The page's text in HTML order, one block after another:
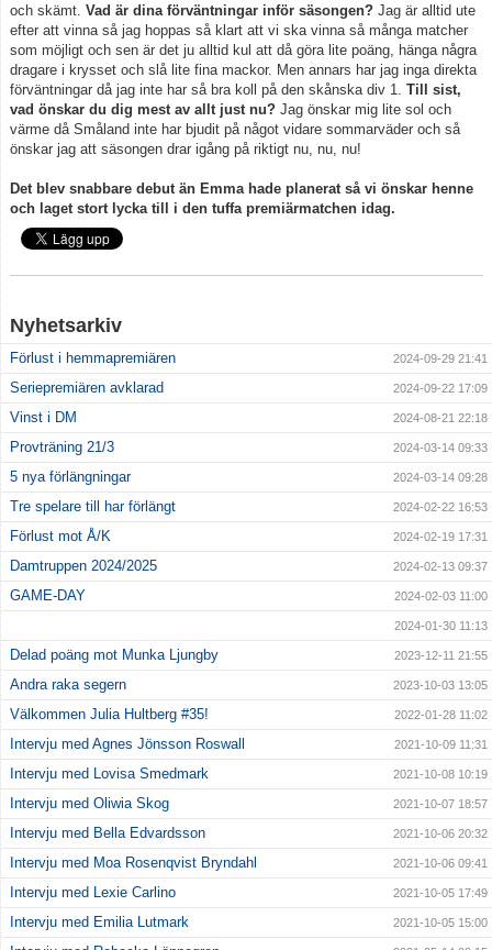
och skämt. Vad är dina förväntningar inför säsongen? Jag är alltid ute
efter att vinna så jag hoppas så klart att vi ska vinna så många matcher
som möjligt och sen är det ju alltid kul att då göra lite poäng, hänga några
dragare i krysset och slå lite fina mackor. Men annars har jag inga direkta
förväntningar då jag inte har så bra koll på den skånska div 1. Till sist,
vad önskar du dig mest av allt just nu? Jag önskar mig lite sol och
värme då Småland inte har bjudit på något vidare sommarväder och så
önskar jag att säsongen drar igång på riktigt nu, nu, nu!
Det blev snabbare debut än Emma hade planerat så vi önskar henne
och laget stort lycka till i den tuffa premiärmatchen idag.
Nyhetsarkiv
Förlust i hemmapremiären 2024-09-29 21:41
Seriepremiären avklarad 2024-09-22 17:09
Vinst i DM 2024-08-21 22:18
Provträning 21/3 2024-03-14 09:33
5 nya förlängningar 2024-03-14 09:28
Tre spelare till har förlängt 2024-02-22 16:53
Förlust mot Å/K 2024-02-19 17:31
Damtruppen 2024/2025 2024-02-13 09:37
GAME-DAY 2024-02-03 11:00
2024-01-30 11:13
Delad poäng mot Munka Ljungby 2023-12-11 21:55
Andra raka segern 2023-10-03 13:05
Välkommen Julia Hultberg #35! 2022-01-28 11:02
Intervju med Agnes Jönsson Roswall 2021-10-09 11:31
Intervju med Lovisa Smedmark 2021-10-08 10:19
Intervju med Oliwia Skog 2021-10-07 18:57
Intervju med Bella Edvardsson 2021-10-06 20:32
Intervju med Moa Rosenqvist Bryndahl 2021-10-06 09:41
Intervju med Lexie Carlino 2021-10-05 17:49
Intervju med Emilia Lutmark 2021-10-05 15:00